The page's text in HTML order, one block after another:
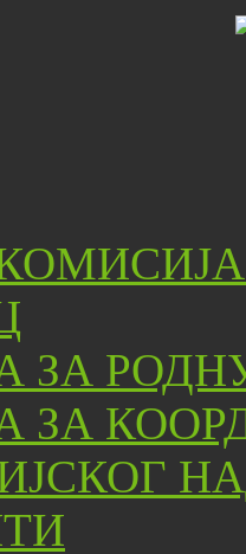
ЗА
ЗА